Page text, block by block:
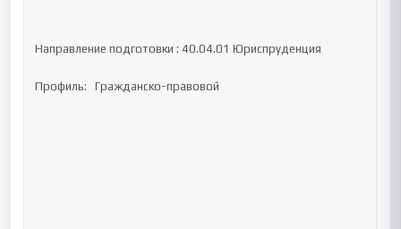
Направление подготовки : 40.04.01 Юриспруденция
Профиль:   Гражданско-правовой